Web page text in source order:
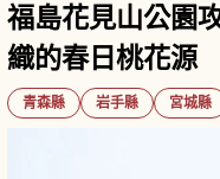
福島花見山公園
織的春日桃花源
青森縣 岩手縣 宮城縣